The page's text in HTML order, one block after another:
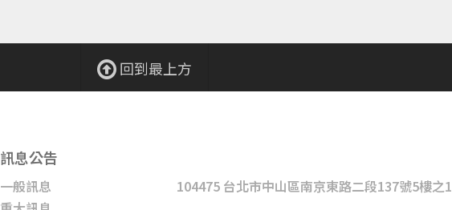
回到最上方
訊息公告
一般訊息
104475 台北市中山區南京東路二段137號5樓之1